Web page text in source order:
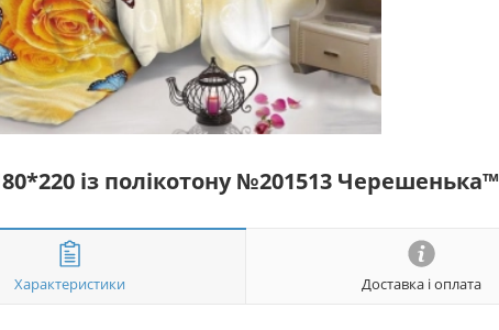
із полікотону №201513 Черешенька™
Характеристики Доставка і оплата